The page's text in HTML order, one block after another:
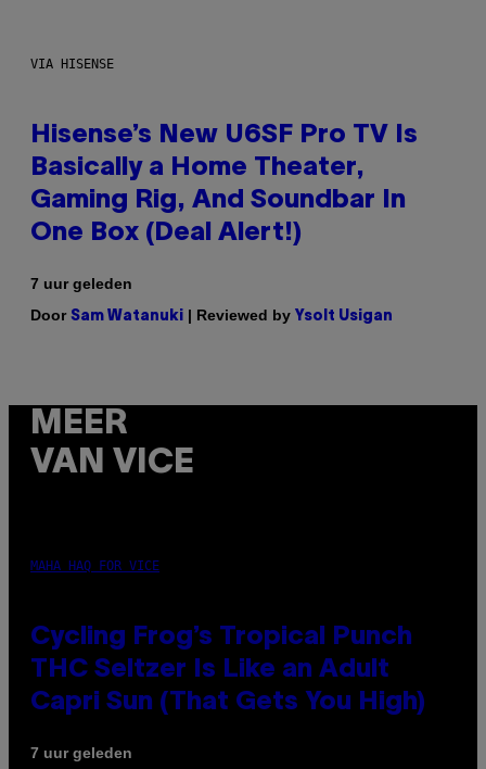
VIA HISENSE
Hisense’s New U6SF Pro TV Is
Basically a Home Theater,
Gaming Rig, And Soundbar In
One Box (Deal Alert!)
7 uur geleden
Door Sam Watanuki | Reviewed by Ysolt Usigan
MEER
VAN VICE
MAHA HAQ FOR VICE
Cycling Frog’s Tropical Punch
THC Seltzer Is Like an Adult
Capri Sun (That Gets You High)
7 uur geleden